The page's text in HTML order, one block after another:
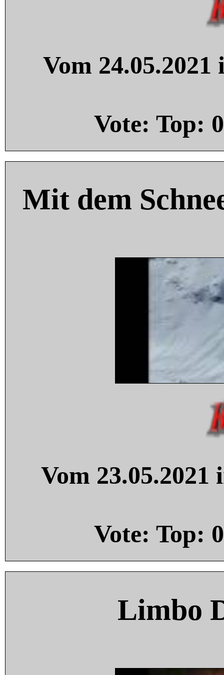
Vom
Vote: Top: 0
Mit dem
Vom
Vote: Top: 0
Limbo